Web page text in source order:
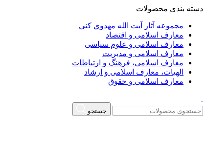
دسته بندی محصولات
مجموعه آثار آيت الله مهدوي كني
معارف اسلامی و اقتصاد
معارف اسلامی و علوم سیاسی
معارف اسلامی و مدیریت
معارف اسلامی، فرهنگ و ارتباطات
الهیات، معارف اسلامی و ارشاد
معارف اسلامی و حقوق
جستجو